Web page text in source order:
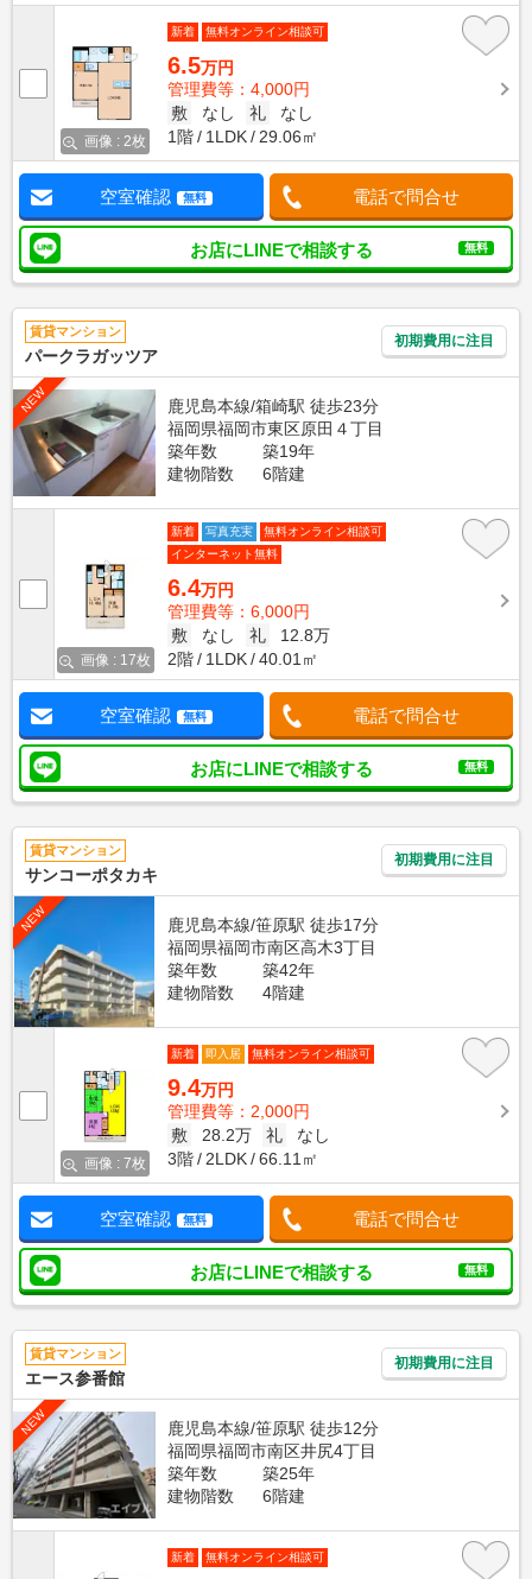
画像 : 2枚
新着 無料オンライン相談可
6.5万円
管理費等：4,000円
敷
なし 礼
なし
1階
1LDK 29.06㎡
空室確認 無料 電話で問合せ
お店にLINEで相談する 無料
賃貸マンション
パークラガッツア
初期費用に注目
NEW
鹿児島本線/箱崎駅 徒歩23分
福岡県福岡市東区原田４丁目
築年数
築19年
建物階数
6階建
画像 : 17枚
新着 写真充実
無料オンライン相談可
インターネット無料
6.4万円
管理費等：6,000円
敷
なし 礼
12.8万
2階
1LDK 40.01㎡
空室確認 無料 電話で問合せ
お店にLINEで相談する 無料
賃貸マンション
サンコーポタカキ
初期費用に注目
NEW
鹿児島本線/笹原駅 徒歩17分
福岡県福岡市南区高木3丁目
築年数
築42年
建物階数
4階建
画像 : 7枚
新着 即入居 無料オンライン相談可
9.4万円
管理費等：2,000円
敷
28.2万 礼
なし
3階
2LDK 66.11㎡
空室確認 無料 電話で問合せ
お店にLINEで相談する 無料
賃貸マンション
エース参番館
初期費用に注目
NEW
鹿児島本線/笹原駅 徒歩12分
福岡県福岡市南区井尻4丁目
築年数
築25年
建物階数
6階建
新着 無料オンライン相談可